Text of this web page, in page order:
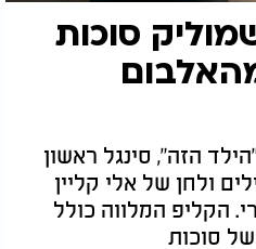
סוכות
הזה", סינגל ראשון
ולחן של אלי קליין
הקליפ המלווה כולל
של סוכות